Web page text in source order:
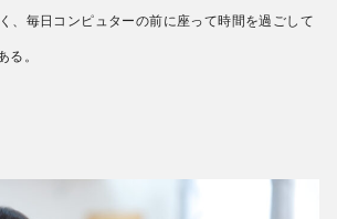
、毎日コンピュターの前に座って時間を過ごして
。